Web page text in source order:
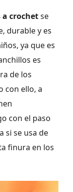
a crochetse
durable y es
ya que es
es
de los
con ello, a
con el paso
si se usa de
finura en los